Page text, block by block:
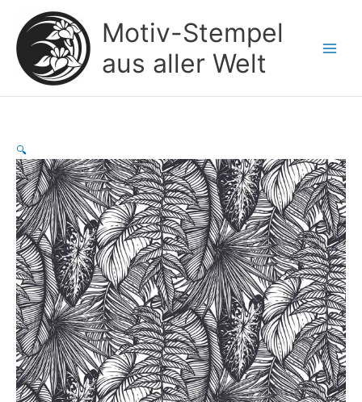
Inhalt
springen
Motiv-Stempel
aus aller Welt
🔍